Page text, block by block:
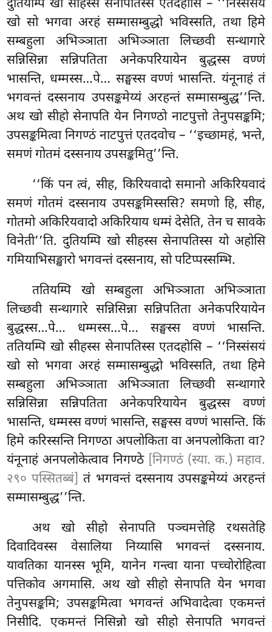
दुतियम्पि खो सीहस्स सेनापतिस्स एतदहोसि – ‘‘निस्संसयं
खो सो भगवा अरहं सम्मासम्बुद्धो भविस्सति, तथा हिमे
सम्बहुला अभिञ्ञाता अभिञ्ञाता लिच्छवी सन्थागारे
सन्निसिन्ना सन्निपतिता अनेकपरियायेन बुद्धस्स वण्णं
भासन्ति, धम्मस्स…पे… सङ्घस्स वण्णं भासन्ति. यंनूनाहं तं
भगवन्तं दस्सनाय उपसङ्कमेय्यं अरहन्तं सम्मासम्बुद्ध’’न्ति.
अथ खो सीहो सेनापति येन निगण्ठो नाटपुत्तो तेनुपसङ्कमि;
उपसङ्कमित्वा निगण्ठं नाटपुत्तं एतदवोच – ‘‘इच्छामहं, भन्ते,
समणं गोतमं दस्सनाय उपसङ्कमितु’’न्ति.
‘‘किं पन त्वं, सीह, किरियवादो समानो अकिरियवादं
समणं गोतमं दस्सनाय उपसङ्कमिस्ससि? समणो हि, सीह,
गोतमो अकिरियवादो अकिरियाय धम्मं देसेति, तेन च सावके
विनेती’’ति. दुतियम्पि खो सीहस्स सेनापतिस्स यो अहोसि
गमियाभिसङ्खारो भगवन्तं दस्सनाय, सो पटिप्पस्सम्भि.
ततियम्पि खो सम्बहुला अभिञ्ञाता अभिञ्ञाता
लिच्छवी सन्थागारे सन्निसिन्ना सन्निपतिता अनेकपरियायेन
बुद्धस्स…पे… धम्मस्स…पे… सङ्घस्स वण्णं भासन्ति.
ततियम्पि खो सीहस्स सेनापतिस्स एतदहोसि – ‘‘निस्संसयं
खो सो भगवा अरहं सम्मासम्बुद्धो भविस्सति, तथा हिमे
सम्बहुला अभिञ्ञाता अभिञ्ञाता लिच्छवी सन्थागारे
सन्निसिन्ना सन्निपतिता अनेकपरियायेन बुद्धस्स वण्णं
भासन्ति, धम्मस्स वण्णं भासन्ति, सङ्घस्स वण्णं भासन्ति. किं
हिमे करिस्सन्ति निगण्ठा अपलोकिता वा अनपलोकिता वा?
यंनूनाहं अनपलोकेत्वाव निगण्ठे [निगण्ठं (स्या. क.) महाव.
२९० पस्सितब्बं] तं भगवन्तं दस्सनाय उपसङ्कमेय्यं अरहन्तं
सम्मासम्बुद्ध’’न्ति.
अथखो सीहो सेनापति पञ्चमत्तेहि रथसतेहि
दिवादिवस्स वेसालिया निय्यासि भगवन्तं दस्सनाय.
यावतिका यानस्स भूमि, यानेन गन्त्वा याना पच्चोरोहित्वा
पत्तिकोव अगमासि. अथ खो सीहो सेनापति येन भगवा
तेनुपसङ्कमि; उपसङ्कमित्वा भगवन्तं अभिवादेत्वा एकमन्तं
निसीदि. एकमन्तं निसिन्नो खो सीहो सेनापति भगवन्तं